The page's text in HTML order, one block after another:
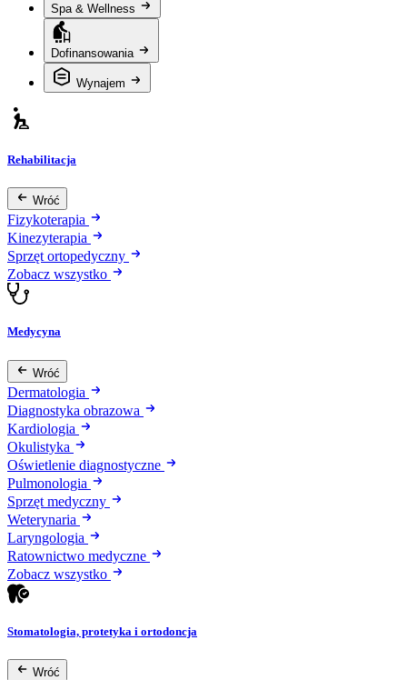
Spa & Wellness
Dofinansowania
Wynajem
Rehabilitacja
Wróć
Fizykoterapia
Kinezyterapia
Sprzęt ortopedyczny
Zobacz wszystko
Medycyna
Wróć
Dermatologia
Diagnostyka obrazowa
Kardiologia
Okulistyka
Oświetlenie diagnostyczne
Pulmonologia
Sprzęt medyczny
Weterynaria
Laryngologia
Ratownictwo medyczne
Zobacz wszystko
Stomatologia, protetyka i ortodoncja
Wróć